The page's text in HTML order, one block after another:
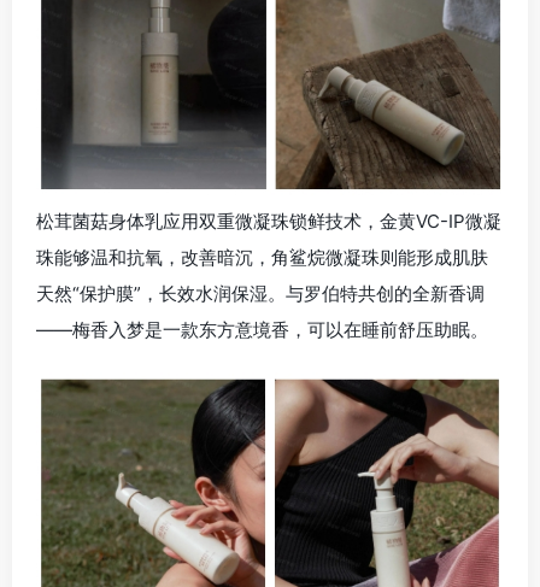
松茸菌菇身体乳应用双重微凝珠锁鲜技术，金黄VC-IP微凝
珠能够温和抗氧，改善暗沉，角鲨烷微凝珠则能形成肌肤
天然“保护膜”，长效水润保湿。与罗伯特共创的全新香调
——梅香入梦是一款东方意境香，可以在睡前舒压助眠。